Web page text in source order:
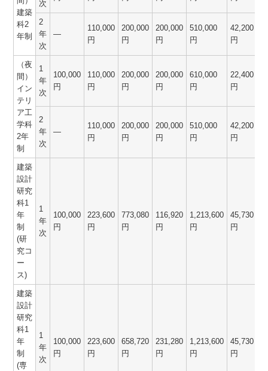
建築
科2
年制
次
2
年
次
―
110,000
円
200,000
円
200,000
円
510,000
円
42,200
円
（夜
間）
イン
テリ
ア工
学科
2年
制
1
年
次
100,000
円
110,000
円
200,000
円
200,000
円
610,000
円
22,400
円
2
年
次
―
110,000
円
200,000
円
200,000
円
510,000
円
42,200
円
建築
設計
研究
科1
年
制
(研
究コ
ー
ス)
1
年
次
100,000
円
223,600
円
773,080
円
116,920
円
1,213,600
円
45,730
円
建築
設計
研究
科1
年
制
(専
1
年
次
100,000
円
223,600
円
658,720
円
231,280
円
1,213,600
円
45,730
円